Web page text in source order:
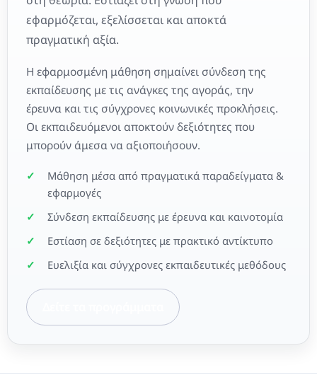
εφαρμόζεται, εξελίσσεται και αποκτά
πραγματική αξία.
Η εφαρμοσμένη μάθηση σημαίνει σύνδεση της
εκπαίδευσης με τις ανάγκες της αγοράς, την
έρευνα και τις σύγχρονες κοινωνικές προκλήσεις.
Οι εκπαιδευόμενοι αποκτούν δεξιότητες που
μπορούν άμεσα να αξιοποιήσουν.
Μάθηση μέσα από πραγματικά παραδείγματα &
εφαρμογές
Σύνδεση εκπαίδευσης με έρευνα και καινοτομία
Εστίαση σε δεξιότητες με πρακτικό αντίκτυπο
Ευελιξία και σύγχρονες εκπαιδευτικές μεθόδους